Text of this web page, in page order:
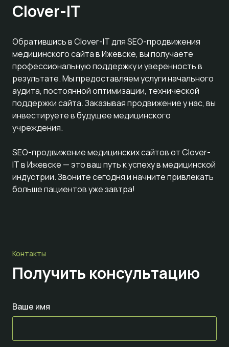
Clover-IT
Обратившись в Clover-IT для SEO-продвижения
медицинского сайта в Ижевске, вы получаете
профессиональную поддержку и уверенность в
результате. Мы предоставляем услуги начального
аудита, постоянной оптимизации, технической
поддержки сайта. Заказывая продвижение у нас, вы
инвестируете в будущее медицинского
учреждения.
SEO-продвижение медицинских сайтов от Clover-
IT в Ижевске — это ваш путь к успеху в медицинской
индустрии. Звоните сегодня и начните привлекать
больше пациентов уже завтра!
Контакты
Получить консультацию
Ваше имя